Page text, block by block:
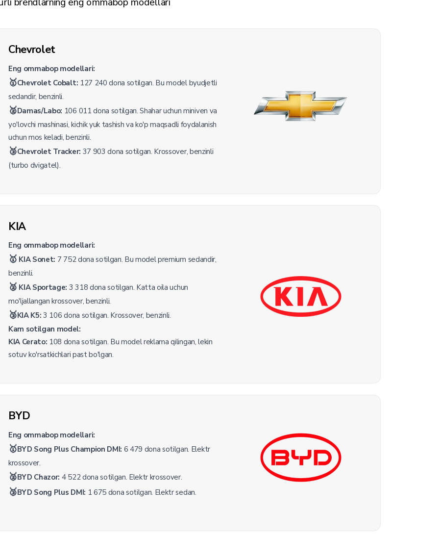
Chevrolet
Eng ommabop modellari:
🥇Chevrolet Cobalt: 127 240 dona sotilgan. Bu model byudjetli
sedandir, benzinli.
🥈Damas/Labo: 106 011 dona sotilgan. Shahar uchun miniven va
yo'lovchi mashinasi, kichik yuk tashish va ko'p maqsadli foydalanish
uchun mos keladi, benzinli.
🥉Chevrolet Tracker: 37 903 dona sotilgan. Krossover, benzinli
(turbo dvigatel).
KIA
Eng ommabop modellari:
🥇 KIA Sonet: 7 752 dona sotilgan. Bu model premium sedandir,
benzinli.
🥈 KIA Sportage: 3 318 dona sotilgan. Katta oila uchun
mo'ljallangan krossover, benzinli.
🥉KIA K5:3 106 dona sotilgan. Krossover, benzinli.
Kam sotilgan model:
KIA Cerato: 108 dona sotilgan. Bu model reklama qilingan, lekin
sotuv ko'rsatkichlari past bo'lgan.
BYD
Eng ommabop modellari:
🥇BYD Song Plus Champion DMI: 6 479 dona sotilgan. Elektr
krossover.
🥈BYD Chazor: 4 522 dona sotilgan. Elektr krossover.
🥉BYD Song Plus DMI: 1 675 dona sotilgan. Elektr sedan.